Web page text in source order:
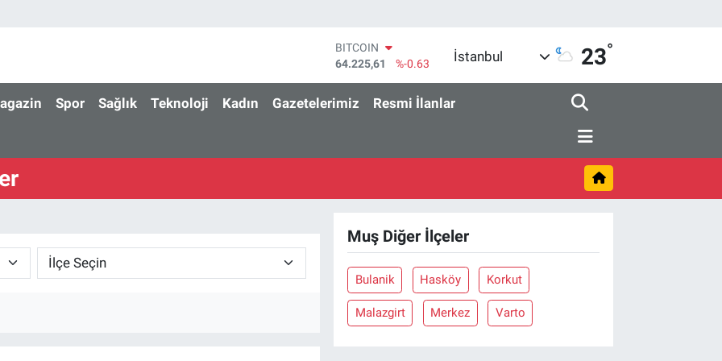
BITCOIN
64.225,61
%-0.63
47,7143
%0.16
EURO
64,2463
%0.07
İstanbul 23°
Spor Sağlık Teknoloji Kadın Gazetelerimiz Resmi İlanlar
Muş Diğer İlçeler
Bulanik Hasköy Korkut
Malazgirt Merkez Varto